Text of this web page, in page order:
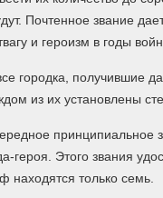
Почтенное звание
и героизм в годы
городка, получившие
из их установлены
принципиальное
героя. Этого звания
находятся только семь.